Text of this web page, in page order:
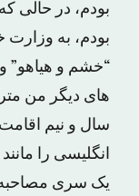
بودم، در
بودم، به وزارت
“خشم و هیاهو”
های دیگر من
سال و نیم
انگلیسی را
یک سری مصاحبه